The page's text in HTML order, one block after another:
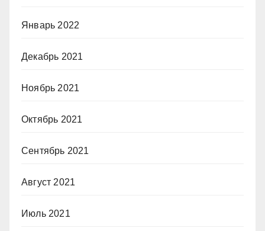
Январь 2022
Декабрь 2021
Ноябрь 2021
Октябрь 2021
Сентябрь 2021
Август 2021
Июль 2021